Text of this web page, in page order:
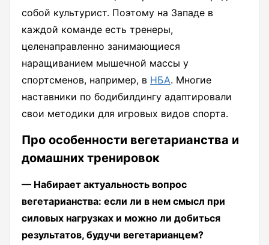
собой культурист. Поэтому на Западе в
каждой команде есть тренеры,
целенаправленно занимающиеся
наращиванием мышечной массы у
спортсменов, например, в НБА. Многие
наставники по бодибилдингу адаптировали
свои методики для игровых видов спорта.
Про особенности вегетарианства и
домашних тренировок
— Набирает актуальность вопрос
вегетарианства: если ли в нем смысл при
силовых нагрузках и можно ли добиться
результатов, будучи вегетарианцем?